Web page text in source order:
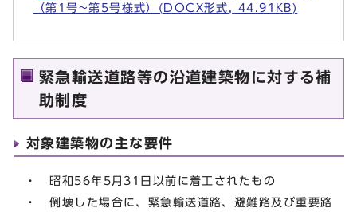
（第1号~第5号様式）(DOCX形式, 44.91KB)
緊急輸送道路等の沿道建築物に対する補
助制度
対象建築物の主な要件
・ 昭和56年5月31日以前に着工されたもの
・ 倒壊した場合に、緊急輸送道路、避難路及び重要路